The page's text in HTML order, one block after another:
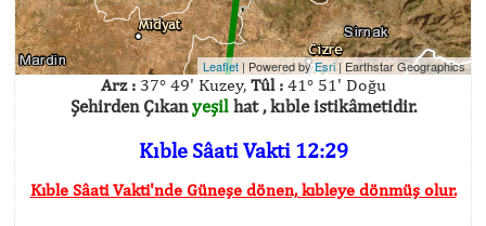
Leaflet | Powered byEsri|Earthstar Geographics
Arz :37° 49' Kuzey, Tûl :41° 51' Doğu
Şehirden Çıkanyeşilhat , kıble istikâmetidir.
Kıble Sâati Vakti 12:29
Kıble Sâati Vakti'nde Güneşe dönen, kıbleye dönmüş olur.